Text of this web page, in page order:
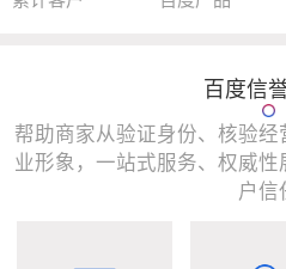
百度信
帮助商家从验证身份、核验
业形象，一站式服务、权威
户信